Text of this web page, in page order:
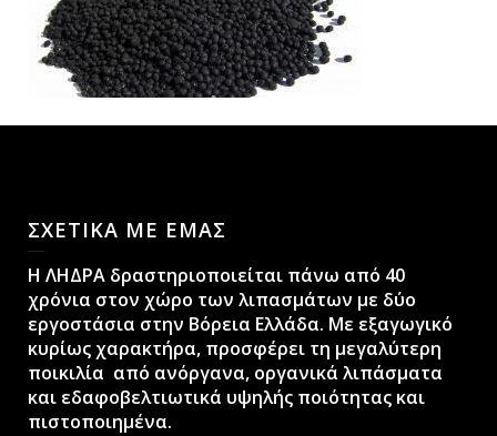
ΣΧΕΤΙΚΑ ΜΕ ΕΜΑΣ
H ΛΗΔΡΑ δραστηριοποιείται πάνω από 40
χρόνια στον χώρο των λιπασμάτων με δύο
εργοστάσια στην Βόρεια Ελλάδα. Με εξαγωγικό
κυρίως χαρακτήρα, προσφέρει τη μεγαλύτερη
ποικιλία από ανόργανα, οργανικά λιπάσματα
και εδαφοβελτιωτικά υψηλής ποιότητας και
πιστοποιημένα.